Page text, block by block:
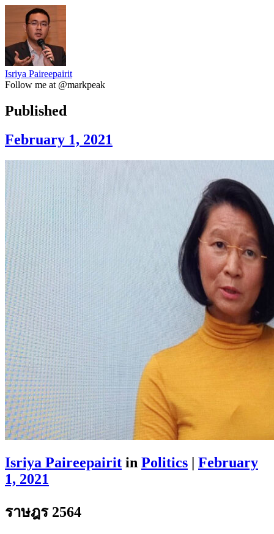
Isriya Paireepairit
Follow me at @markpeak
Published
February 1, 2021
Isriya Paireepairit in Politics | February
1, 2021
ราษฎร 2564